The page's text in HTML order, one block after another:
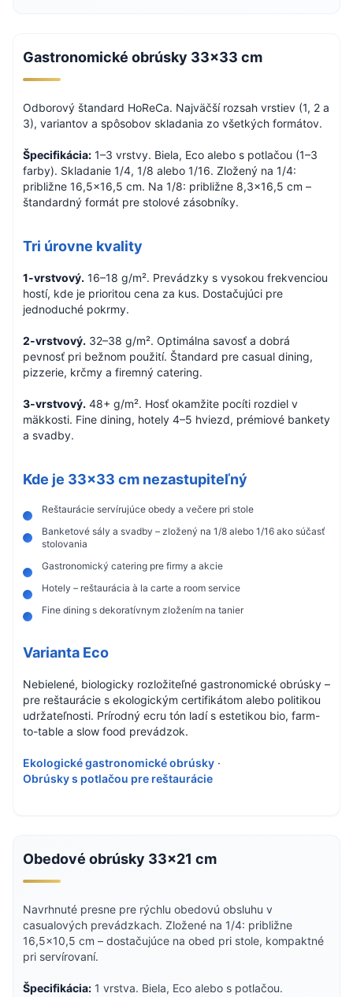
Gastronomické obrúsky 33×33 cm
Odborový štandard HoReCa. Najväčší rozsah vrstiev (1, 2 a
3), variantov a spôsobov skladania zo všetkých formátov.
Špecifikácia: 1–3 vrstvy. Biela, Eco alebo s potlačou (1–3
farby). Skladanie 1/4, 1/8 alebo 1/16. Zložený na 1/4:
približne 16,5×16,5 cm. Na 1/8: približne 8,3×16,5 cm –
štandardný formát pre stolové zásobníky.
Tri úrovne kvality
1-vrstvový. 16–18 g/m². Prevádzky s vysokou frekvenciou
hostí, kde je prioritou cena za kus. Dostačujúci pre
jednoduché pokrmy.
2-vrstvový. 32–38 g/m². Optimálna savosť a dobrá
pevnosť pri bežnom použití. Štandard pre casual dining,
pizzerie, krčmy a firemný catering.
3-vrstvový. 48+ g/m². Hosť okamžite pocíti rozdiel v
mäkkosti. Fine dining, hotely 4–5 hviezd, prémiové bankety
a svadby.
Kde je 33×33 cm nezastupiteľný
Reštaurácie servírujúce obedy a večere pri stole
Banketové sály a svadby – zložený na 1/8 alebo 1/16 ako súčasť
stolovania
Gastronomický catering pre firmy a akcie
Hotely – reštaurácia à la carte a room service
Fine dining s dekoratívnym zložením na tanier
Varianta Eco
Nebielené, biologicky rozložiteľné gastronomické obrúsky –
pre reštaurácie s ekologickým certifikátom alebo politikou
udržateľnosti. Prírodný ecru tón ladí s estetikou bio, farm-
to-table a slow food prevádzok.
Ekologické gastronomické obrúsky ·
Obrúsky s potlačou pre reštaurácie
Obedové obrúsky 33×21 cm
Navrhnuté presne pre rýchlu obedovú obsluhu v
casualových prevádzkach. Zložené na 1/4: približne
16,5×10,5 cm – dostačujúce na obed pri stole, kompaktné
pri servírovaní.
Špecifikácia: 1 vrstva. Biela, Eco alebo s potlačou.